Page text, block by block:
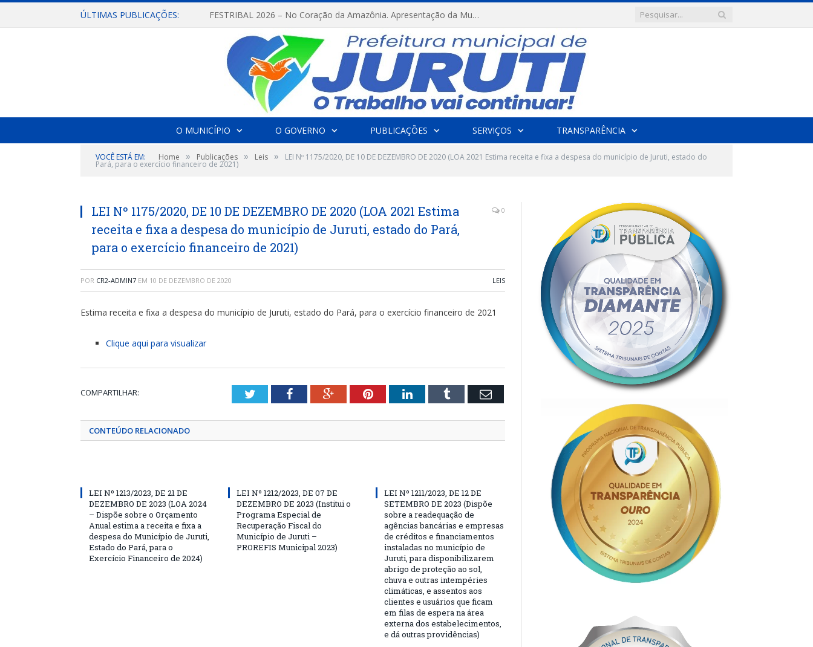
ÚLTIMAS PUBLICAÇÕES: FESTRIBAL 2026 – No Coração da Amazônia. Apresentação da Munduruku.
O MUNICÍPIO O GOVERNO PUBLICAÇÕES SERVIÇOS TRANSPARÊNCIA
VOCÊ ESTÁ EM: Home » Publicações » Leis » LEI Nº 1175/2020, DE 10 DE DEZEMBRO DE 2020 (LOA 2021 Estima receita e fixa a despesa do município de Juruti, estado do
Pará, para o exercício financeiro de 2021)
LEI Nº 1175/2020, DE 10 DE DEZEMBRO DE 2020 (LOA 2021 Estima
receita e fixa a despesa do município de Juruti, estado do Pará,
para o exercício financeiro de 2021)
0
POR CR2-ADMIN7 EM 10 DE DEZEMBRO DE 2020 LEIS
Estima receita e fixa a despesa do município de Juruti, estado do Pará, para o exercício financeiro de 2021
Clique aqui para visualizar
COMPARTILHAR: TwitterFacebookGoogle+PinterestLinkedInTumblr Email
CONTEÚDO RELACIONADO
LEI Nº 1213/2023, DE 21 DE
DEZEMBRO DE 2023 (LOA 2024
– Dispõe sobre o Orçamento
Anual estima a receita e fixa a
despesa do Município de Juruti,
Estado do Pará, para o
Exercício Financeiro de 2024)
LEI Nº 1212/2023, DE 07 DE
DEZEMBRO DE 2023 (Institui o
Programa Especial de
Recuperação Fiscal do
Município de Juruti –
PROREFIS Municipal 2023)
LEI Nº 1211/2023, DE 12 DE
SETEMBRO DE 2023 (Dispõe
sobre a readequação de
agências bancárias e empresas
de créditos e financiamentos
instaladas no município de
Juruti, para disponibilizarem
abrigo de proteção ao sol,
chuva e outras intempéries
climáticas, e assentos aos
clientes e usuários que ficam
em filas de espera na área
externa dos estabelecimentos,
e dá outras providências)